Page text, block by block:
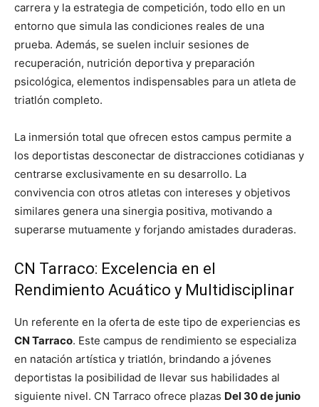
carrera y la estrategia de competición, todo ello en un
entorno que simula las condiciones reales de una
prueba. Además, se suelen incluir sesiones de
recuperación, nutrición deportiva y preparación
psicológica, elementos indispensables para un atleta de
triatlón completo.
La inmersión total que ofrecen estos campus permite a
los deportistas desconectar de distracciones cotidianas y
centrarse exclusivamente en su desarrollo. La
convivencia con otros atletas con intereses y objetivos
similares genera una sinergia positiva, motivando a
superarse mutuamente y forjando amistades duraderas.
CN Tarraco: Excelencia en el
Rendimiento Acuático y Multidisciplinar
Un referente en la oferta de este tipo de experiencias es
CN Tarraco. Este campus de rendimiento se especializa
en natación artística y triatlón, brindando a jóvenes
deportistas la posibilidad de llevar sus habilidades al
siguiente nivel. CN Tarraco ofrece plazas Del 30 de junio